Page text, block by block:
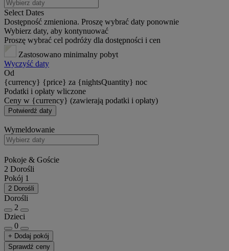
Select Dates
Dostępność zmieniona. Proszę wybrać daty ponownie
Wybierz daty, aby kontynuować
Proszę wybrać cel podróży dla dostępności i cen
Zastosowano minimalny pobyt
Wyczyść daty
Od
{currency} {price} za {nightsQuantity} noc
Podatki i opłaty wliczone
Ceny w {currency} (zawierają podatki i opłaty)
Potwierdź daty
Wymeldowanie
Pokoje & Goście
2 Dorośli
Pokój 1
2 Dorośli
Dorośli
2
Dzieci
0
+ Dodaj pokój
Sprawdź ceny